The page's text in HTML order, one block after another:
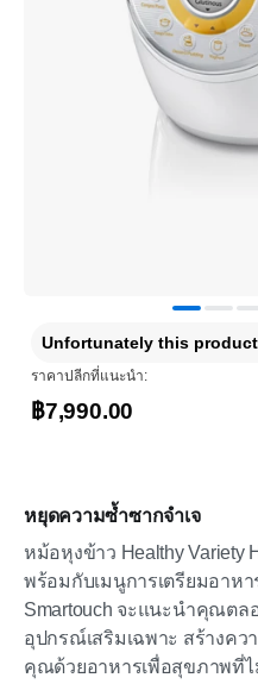
หยุดความซ้ำซากจำเจ
หม้อหุงข้าว Healthy Variety
พร้อมกับเมนูการเตรียมอาห
Smartouch จะแนะนำคุณตล
อุปกรณ์เสริมเฉพาะ สร้างค
คุณด้วยอาหารเพื่อสุขภาพที่
Unfortunately this
ราคาปลีกที่แนะนำ:
฿7,990.00